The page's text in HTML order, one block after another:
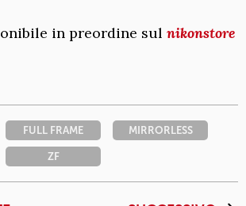
in preordine sul nikonstore
FULL FRAME MIRRORLESS
ZF